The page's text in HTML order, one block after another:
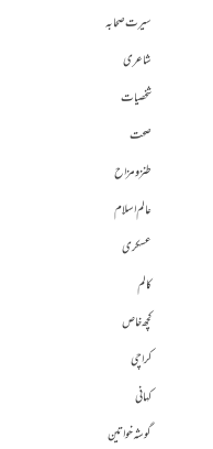
سیرت صحابہ
شاعری
شخصیات
صحت
طنز و مزاح
عالم اسلام
عسکری
کالم
کچھ خاص
کراچی
کہانی
گوشہ خواتین